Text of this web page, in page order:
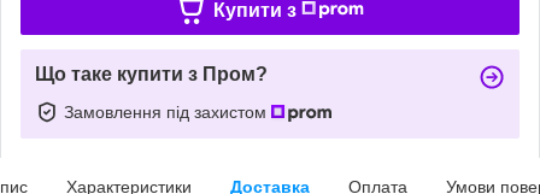
Купити з
Що таке купити з Пром?
Замовлення під захистом
Характеристики Доставка Оплата Умови